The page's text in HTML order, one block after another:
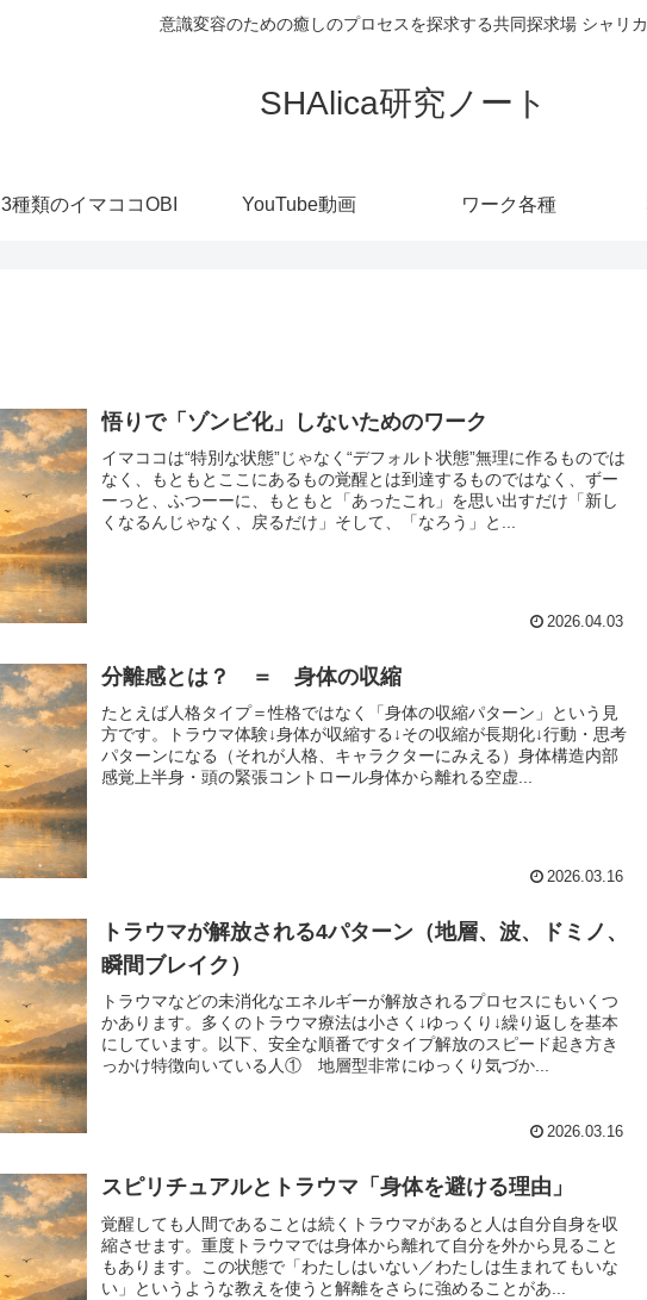
意識変容のための癒しのプロセスを探求する共同探求場 シャリカ
SHAlica研究ノート
3種類のイマココOBI YouTube動画 ワーク各種
悟りで「ゾンビ化」しないためのワーク
イマココは“特別な状態”じゃなく“デフォルト状態”無理に作るものでは
なく、もともとここにあるもの覚醒とは到達するものではなく、ずー
ーっと、ふつーーに、もともと「あったこれ」を思い出すだけ「新し
くなるんじゃなく、戻るだけ」そして、「なろう」と...
2026.04.03
分離感とは？ ＝ 身体の収縮
たとえば人格タイプ＝性格ではなく「身体の収縮パターン」という見
方です。トラウマ体験↓身体が収縮する↓その収縮が長期化↓行動・思考
パターンになる（それが人格、キャラクターにみえる）身体構造内部
感覚上半身・頭の緊張コントロール身体から離れる空虚...
2026.03.16
トラウマが解放される4パターン（地層、波、ドミノ、
瞬間ブレイク）
トラウマなどの未消化なエネルギーが解放されるプロセスにもいくつ
かあります。多くのトラウマ療法は小さく↓ゆっくり↓繰り返しを基本
にしています。以下、安全な順番ですタイプ解放のスピード起き方き
っかけ特徴向いている人① 地層型非常にゆっくり気づか...
2026.03.16
スピリチュアルとトラウマ「身体を避ける理由」
覚醒しても人間であることは続くトラウマがあると人は自分自身を収
縮させます。重度トラウマでは身体から離れて自分を外から見ること
もあります。この状態で「わたしはいない／わたしは生まれてもいな
い」というような教えを使うと解離をさらに強めることがあ...